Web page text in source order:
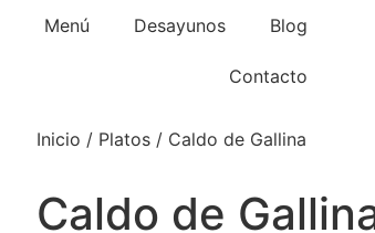
Menú Desayunos Blog
Contacto
Inicio / Platos / Caldo de Gallina
Caldo de